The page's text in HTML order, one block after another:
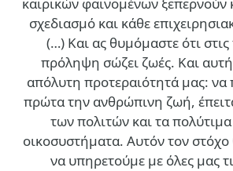
καιρικών φαινομένων
σχεδιασμό και κάθε
(…) Και ας θυμόμαστε ότι
πρόληψη σώζει ζωές. Και
απόλυτη προτεραιότητά μας: να
πρώτα την ανθρώπινη ζωή,
των πολιτών και τα
οικοσυστήματα. Αυτόν τον
να υπηρετούμε με όλες μας